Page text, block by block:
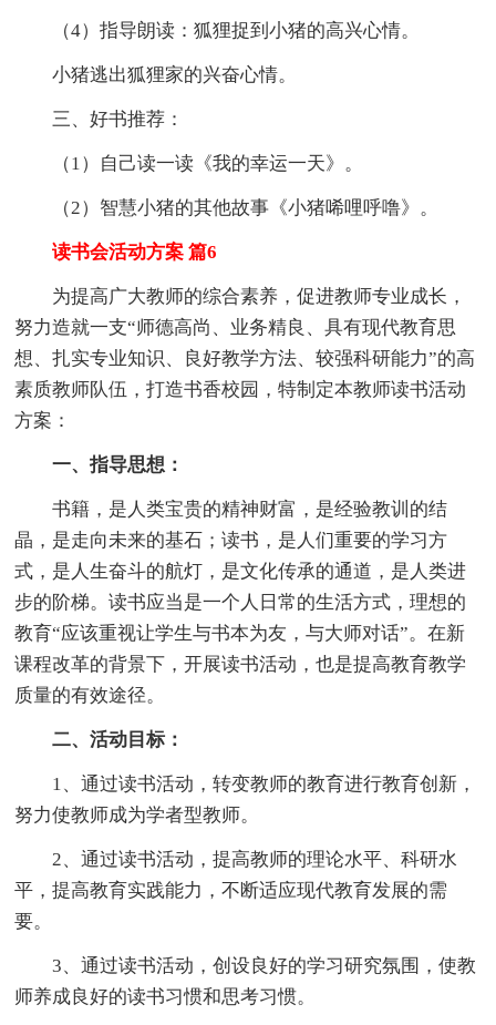
（4）指导朗读：狐狸捉到小猪的高兴心情。
小猪逃出狐狸家的兴奋心情。
三、好书推荐：
（1）自己读一读《我的幸运一天》。
（2）智慧小猪的其他故事《小猪唏哩呼噜》。
读书会活动方案 篇6
为提高广大教师的综合素养，促进教师专业成长，
努力造就一支“师德高尚、业务精良、具有现代教育思
想、扎实专业知识、良好教学方法、较强科研能力”的高
素质教师队伍，打造书香校园，特制定本教师读书活动
方案：
一、指导思想：
书籍，是人类宝贵的精神财富，是经验教训的结
晶，是走向未来的基石；读书，是人们重要的学习方
式，是人生奋斗的航灯，是文化传承的通道，是人类进
步的阶梯。读书应当是一个人日常的生活方式，理想的
教育“应该重视让学生与书本为友，与大师对话”。在新
课程改革的背景下，开展读书活动，也是提高教育教学
质量的有效途径。
二、活动目标：
1、通过读书活动，转变教师的教育进行教育创新，
努力使教师成为学者型教师。
2、通过读书活动，提高教师的理论水平、科研水
平，提高教育实践能力，不断适应现代教育发展的需
要。
3、通过读书活动，创设良好的学习研究氛围，使教
师养成良好的读书习惯和思考习惯。